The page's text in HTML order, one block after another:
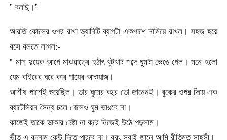
” বলছি।”
আরতি কোলের ওপর রাখা ভ্যানিটি ব্যাগটা একপাশে নামিয়ে রাখল। সহজ হয়ে
বসে বলতে লাগল:-
” মাস দুয়েক আগে মাঝরাত্রে হঠাৎ খুটখাট শব্দে ঘুমটা ভেঙে গেল। মনে হলো
যেম বাইরের ঘরে কার পায়ের আওয়াজ।
আশীষ পাশেই শুয়েছিল। তার ঘুমের বহর তো জানেনই। বুকের ওপর দিয়ে এক
ব্যাটেলিয়ন সৈন্য চলে গেলেও ঘুম ভাঙবে না।
কাজেই তাকে ডাকার চেষ্টা না করে নিজেই উঠে পড়লাম।
ভীতু এ বদনাম কেউ দিতে পারবে না। বরং সবাই জানে আমি রীতিমত সাহসী।